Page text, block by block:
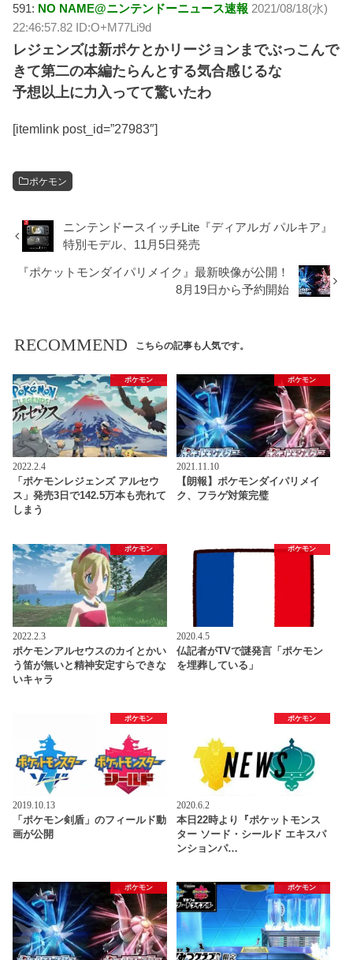
591: NO NAME@ニンテンドーニュース速報 2021/08/18(水)
22:46:57.82 ID:O+M77Li9d
レジェンズは新ポケとかリージョンまでぶっこんで
きて第二の本編たらんとする気合感じるな
予想以上に力入ってて驚いたわ
[itemlink post_id=”27983″]
ポケモン
ニンテンドースイッチLite『ディアルガ パルキア』
特別モデル、11月5日発売
『ポケットモンダイパリメイク』最新映像が公開！
8月19日から予約開始
RECOMMEND こちらの記事も人気です。
ポケモン
2022.2.4
「ポケモンレジェンズ アルセウ
ス」発売3日で142.5万本も売れて
しまう
ポケモン
2021.11.10
【朗報】ポケモンダイパリメイ
ク、フラゲ対策完璧
ポケモン
2022.2.3
ポケモンアルセウスのカイとかい
う笛が無いと精神安定すらできな
いキャラ
ポケモン
2020.4.5
仏記者がTVで謎発言「ポケモン
を埋葬している」
ポケモン
2019.10.13
「ポケモン剣盾」のフィールド動
画が公開
ポケモン
2020.6.2
本日22時より『ポケットモンス
ター ソード・シールド エキスパ
ンションパ…
ポケモン ポケモン